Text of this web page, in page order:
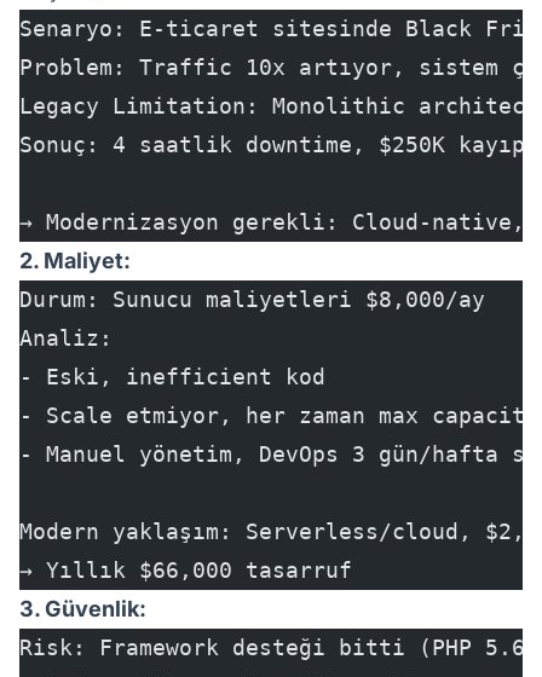
Senaryo: E-ticaret sitesinde Black
Problem: Traffic 10x artıyor, sistem
Legacy Limitation: Monolithic
Sonuç: 4 saatlik downtime, $250K kayıp
→ Modernizasyon gerekli: Cloud-native,
2. Maliyet:
Durum: Sunucu maliyetleri $8,000/ay
Analiz:
- Eski, inefficient kod
- Scale etmiyor, her zaman max
- Manuel yönetim, DevOps 3 gün/hafta
Modern yaklaşım: Serverless/cloud,
→ Yıllık $66,000 tasarruf
3. Güvenlik:
Risk: Framework desteği bitti (PHP 5.6,